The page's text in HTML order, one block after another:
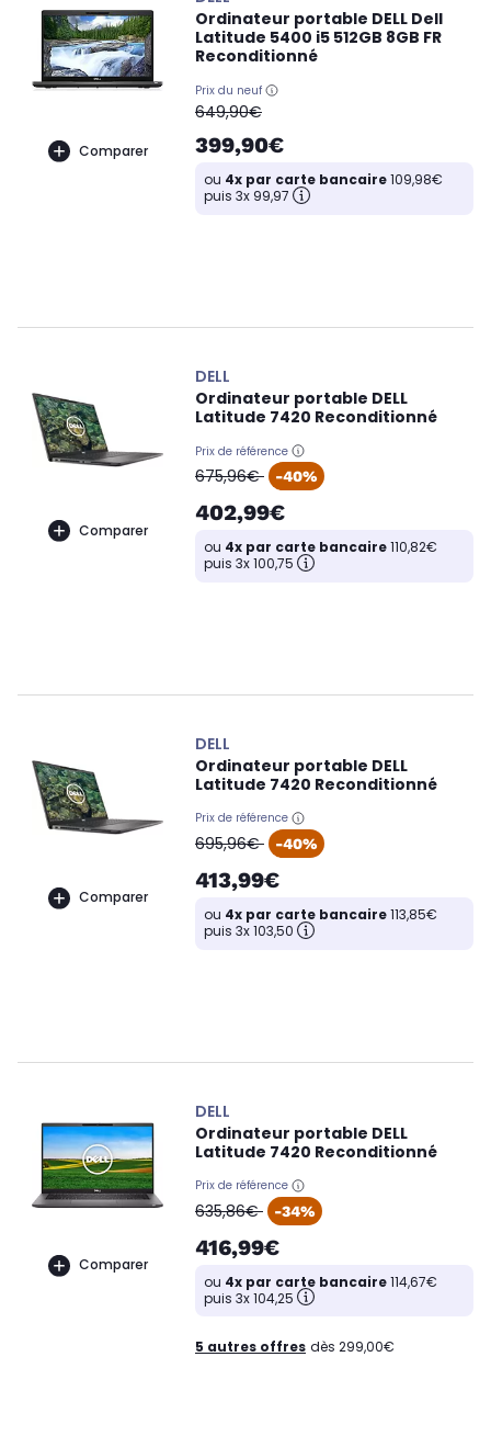
Comparer
Ordinateur portable DELL Dell
Latitude 5400 i5 512GB 8GB FR
Reconditionné
Prix du neuf
oldPrice
649,90€
399,90€
ou 4x par carte bancaire109,98€
puis 3x 99,97
Comparer
DELL
Ordinateur portable DELL
Latitude 7420 Reconditionné
Prix de référence
oldPrice
675,96€ -40%
402,99€
ou 4x par carte bancaire110,82€
puis 3x 100,75
Comparer
DELL
Ordinateur portable DELL
Latitude 7420 Reconditionné
Prix de référence
oldPrice
695,96€ -40%
413,99€
ou 4x par carte bancaire113,85€
puis 3x 103,50
Comparer
DELL
Ordinateur portable DELL
Latitude 7420 Reconditionné
Prix de référence
oldPrice
635,86€ -34%
416,99€
ou 4x par carte bancaire114,67€
puis 3x 104,25
5 autres offres dès 299,00€